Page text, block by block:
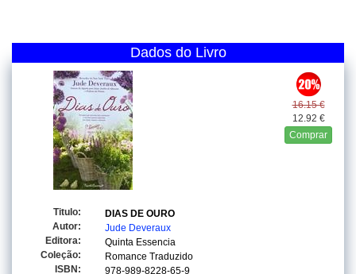
Dados do Livro
16.15 €
12.92 €
Comprar
Titulo:
DIAS DE OURO
Autor:
Jude Deveraux
Editora:
Quinta Essencia
Coleção:
Romance Traduzido
ISBN:
978-989-8228-65-9